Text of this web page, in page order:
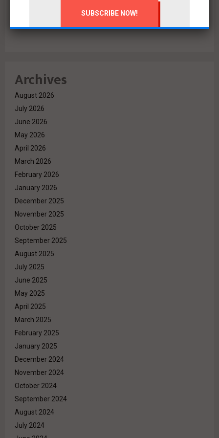
البنك الأهلي المصري وإدارة أمناء الاستثمار يتعاقدان مع رامتان
للتطوير العقاري لطرح وحدات جاهزة بالعاصمة الإدارية
Archives
August 2026
July 2026
June 2026
May 2026
April 2026
March 2026
February 2026
January 2026
December 2025
November 2025
October 2025
September 2025
August 2025
July 2025
June 2025
May 2025
April 2025
March 2025
February 2025
January 2025
December 2024
November 2024
October 2024
September 2024
August 2024
July 2024